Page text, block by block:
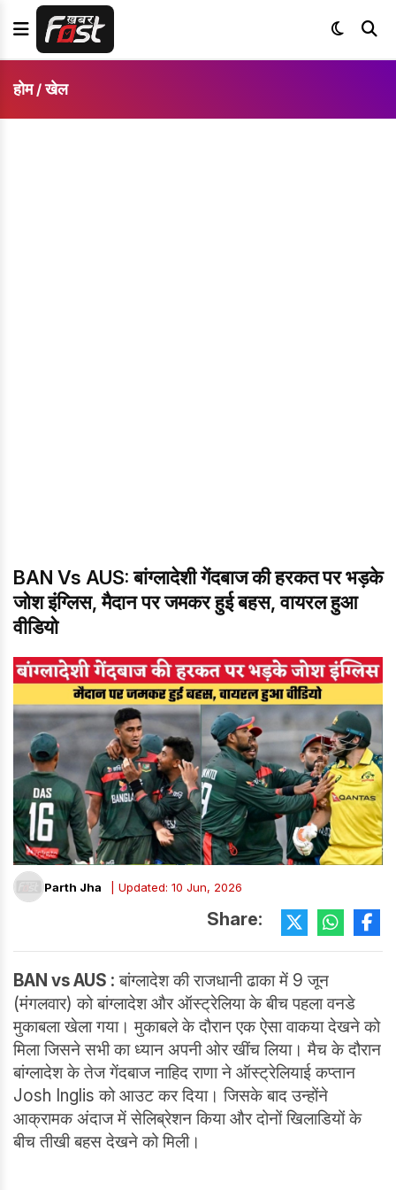
होम/ खेल
BAN Vs AUS: बांग्लादेशी गेंदबाज की हरकत पर भड़के
जोश इंग्लिस, मैदान पर जमकर हुई बहस, वायरल हुआ
वीडियो
Parth Jha | Updated: 10 Jun, 2026
Share:
BAN vs AUS : बांग्लादेश की राजधानी ढाका में 9 जून
(मंगलवार) को बांग्लादेश और ऑस्ट्रेलिया के बीच पहला वनडे
मुकाबला खेला गया। मुकाबले के दौरान एक ऐसा वाकया देखने को
मिला जिसने सभी का ध्यान अपनी ओर खींच लिया। मैच के दौरान
बांग्लादेश के तेज गेंदबाज नाहिद राणा ने ऑस्ट्रेलियाई कप्तान
Josh Inglis को आउट कर दिया। जिसके बाद उन्होंने
आक्रामक अंदाज में सेलिब्रेशन किया और दोनों खिलाडियों के
बीच तीखी बहस देखने को मिली।